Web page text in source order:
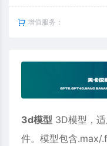
增值服务：
3d模型 3D模型，
件。模型包含.max/